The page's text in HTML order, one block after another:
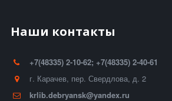
Наши контакты
+7(48335) 2-10-62; +7(48335) 2-40-61
г. Карачев, пер. Свердлова, д. 2
krlib.debryansk@yandex.ru